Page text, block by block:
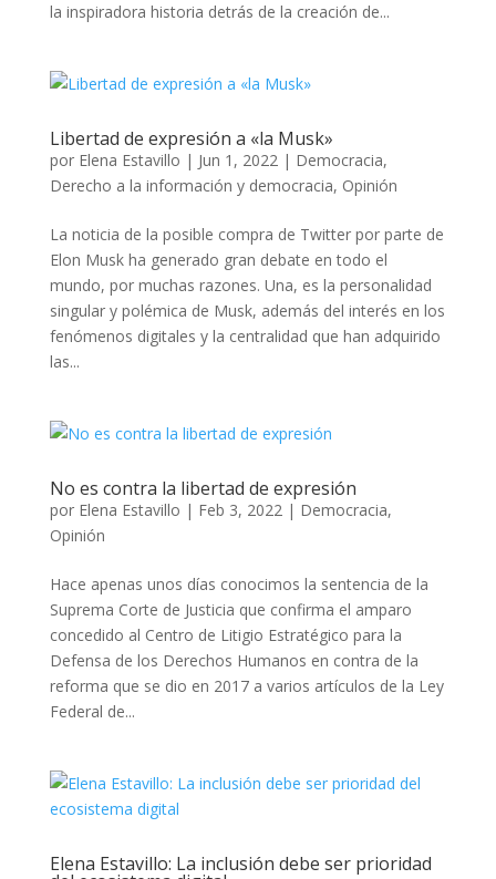
la inspiradora historia detrás de la creación de...
Libertad de expresión a «la Musk»
por Elena Estavillo | Jun 1, 2022| Democracia,
Derecho a la información y democracia, Opinión
La noticia de la posible compra de Twitter por parte de
Elon Musk ha generado gran debate en todo el
mundo, por muchas razones. Una, es la personalidad
singular y polémica de Musk, además del interés en los
fenómenos digitales y la centralidad que han adquirido
las...
No es contra la libertad de expresión
por Elena Estavillo | Feb 3, 2022| Democracia,
Opinión
Hace apenas unos días conocimos la sentencia de la
Suprema Corte de Justicia que confirma el amparo
concedido al Centro de Litigio Estratégico para la
Defensa de los Derechos Humanos en contra de la
reforma que se dio en 2017 a varios artículos de la Ley
Federal de...
Elena Estavillo: La inclusión debe ser prioridad